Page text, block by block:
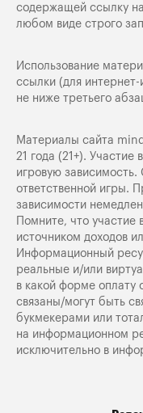
содержащей ссылку на
любом виде строго
Использование
ссылки (для
не ниже третьего
Материалы сайта
21 года (21+). Участие
игровую
ответственной игры.
зависимости
Помните, что участие
источником доходов
Информационный
реальные и/или
в какой форме оплату
связаны/могут быть
букмекерами или
на информационном
исключительно в